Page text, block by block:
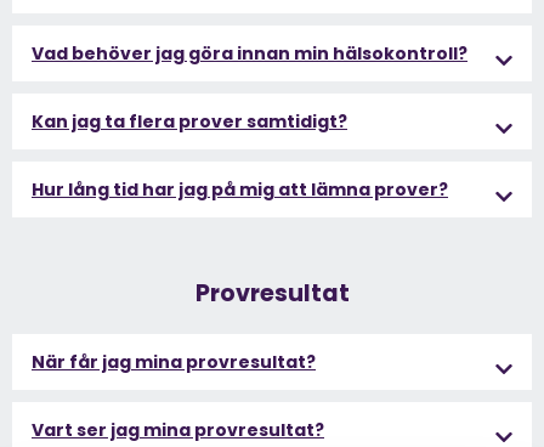
Vad behöver jag göra innan min hälsokontroll?
Kan jag ta flera prover samtidigt?
Hur lång tid har jag på mig att lämna prover?
Provresultat
När får jag mina provresultat?
Vart ser jag mina provresultat?